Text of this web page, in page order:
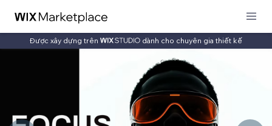
Được xây dựng trên dành cho chuyên gia thiết kế